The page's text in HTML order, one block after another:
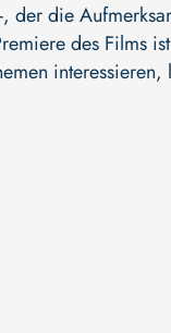
die
des Films